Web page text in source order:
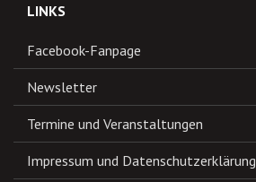
LINKS
Facebook-Fanpage
Newsletter
Termine und Veranstaltungen
Impressum und Datenschutzerklärung